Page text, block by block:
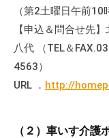
支
援
や
、
関
（第2土曜日午前10
【申込＆問合せ先
八代 （TEL＆
4563）
URL ． http://
（２）車いす介